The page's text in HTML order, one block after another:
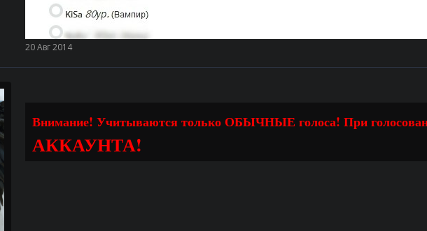
20 Авг 2014
Внимание! Учитываются только ОБЫЧНЫЕ голоса! При
АККАУНТА!